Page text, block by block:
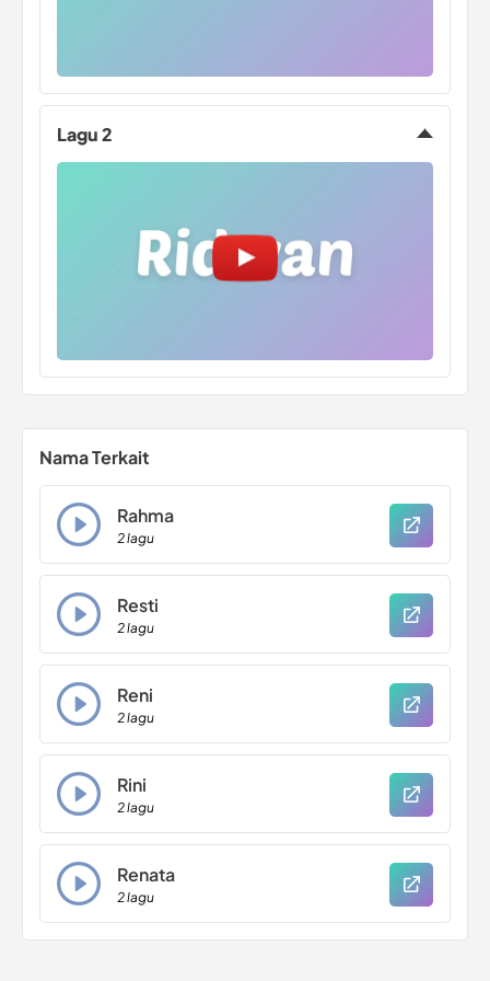
Lagu 2
Nama Terkait
Rahma
2 lagu
Resti
2 lagu
Reni
2 lagu
Rini
2 lagu
Renata
2 lagu